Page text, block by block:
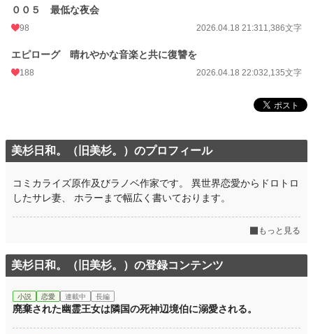
年間ポイント
累計ポイント 34,148 pt (54,499 位)
００５ 最低な夜会
98 2026.04.18 21:311,386文字
エピローグ 晴れやかな音楽と共に復讐を
188 2026.04.18 22:032,135文字
美杉日和。（旧美杉。）のプロフィール
コミカライズ原作及びラノベ作家です。 異世界恋愛からドロトロ
したサレ妻、 ホラーまで幅広く書いております。
もっと見る
美杉日和。（旧美杉。）の登録コンテンツ
小説 恋愛 連載中 長編
廃棄された幽霊王女は隣国の死神辺境伯に溺愛される。